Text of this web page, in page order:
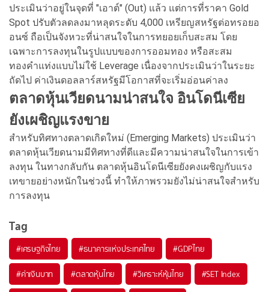
ประเมินว่าอยู่ในจุดที่ "เอาต์" (Out) แล้ว แต่การที่ราคา Gold
Spot ปรับตัวลดลงมาหลุดระดับ 4,000 เหรียญสหรัฐต่อทรอยอ
อนซ์ ถือเป็นจังหวะที่น่าสนใจในการทยอยเก็บสะสม โดย
เฉพาะการลงทุนในรูปแบบของการออมทอง หรือสะสม
ทองคำแท่งแบบไม่ใช้ Leverage เนื่องจากประเมินว่าในระยะ
ถัดไป ค่าเงินดอลลาร์สหรัฐมีโอกาสที่จะเริ่มอ่อนค่าลง
ตลาดหุ้นเวียดนามน่าสนใจ อินโดนีเซีย
ยังเผชิญแรงขาย
สำหรับทิศทางตลาดเกิดใหม่ (Emerging Markets) ประเมินว่า
ตลาดหุ้นเวียดนามมีทิศทางที่ดีและมีความน่าสนใจในการเข้า
ลงทุน ในทางกลับกัน ตลาดหุ้นอินโดนีเซียยังคงเผชิญกับแรง
เทขายอย่างหนักในช่วงนี้ ทำให้ภาพรวมยังไม่น่าสนใจสำหรับ
การลงทุน
Tag
#เศรษฐกิจไทย #ธนาคารแห่งประเทศไทย #GDPไทย
#ค่าเงินบาท #ตลาดหุ้นไทย #วิเคราะห์หุ้นไทย #SET Index